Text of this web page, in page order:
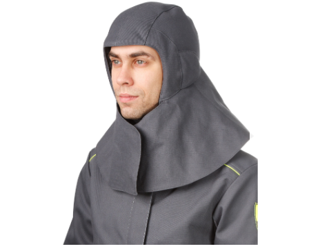
Предыдущий